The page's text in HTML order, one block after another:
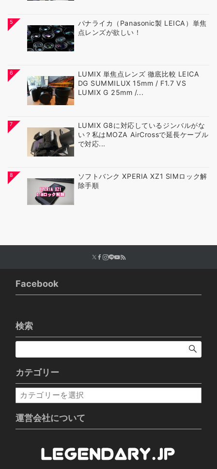
5
パナライカ（Panasonic製 LEICA）単焦
点レンズが欲しい！
6
LUMIX 単焦点レンズ 徹底比較 LEICA
DG SUMMILUX 15mm / F1.7 VS
LUMIX G 25mm /...
7
LUMIX G8に対応しているジンバルがな
い？私はMOZA AirCrossで延長ケーブル
で対応...
8
ソフトバンク XPERIA XZ1 SIMロック解
除手順
Facebook
検索
カテゴリー
カ
テ
ゴ
リ
運営会社について